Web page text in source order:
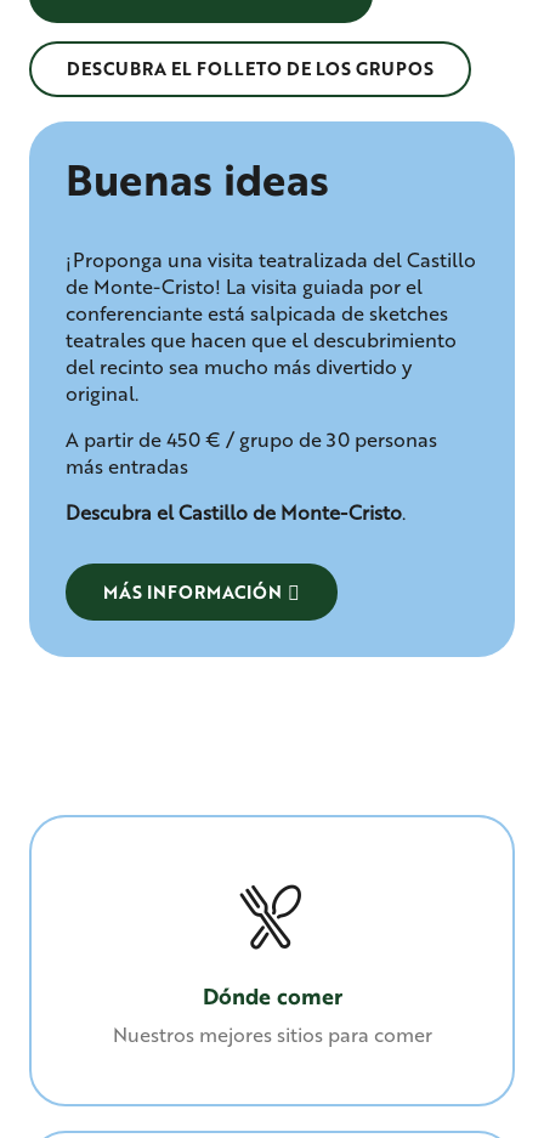
DESCUBRA EL FOLLETO DE LOS GRUPOS
Buenas ideas
¡Proponga una visita teatralizada del Castillo
de Monte-Cristo! La visita guiada por el
conferenciante está salpicada de sketches
teatrales que hacen que el descubrimiento
del recinto sea mucho más divertido y
original.
A partir de 450 € / grupo de 30 personas
más entradas
Descubra el Castillo de Monte-Cristo.
MÁS INFORMACIÓN
Dónde comer
Nuestros mejores sitios para comer